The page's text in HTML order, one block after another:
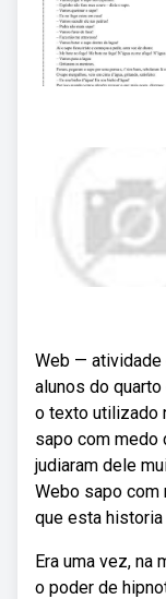
Web — atividade
alunos do
o texto utilizado
sapo com medo
judiaram dele
Webo sapo com
que esta historia
Era uma vez, na
o poder de